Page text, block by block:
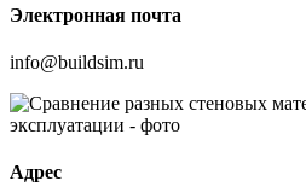
Электронная почта
info@buildsim.ru
Адрес